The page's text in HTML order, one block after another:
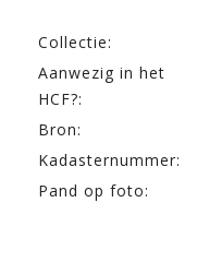
Collectie:
Aanwezig in het
HCF?:
Bron:
Kadasternummer:
Pand op foto: